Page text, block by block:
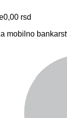
0,00 rsd
mobilno